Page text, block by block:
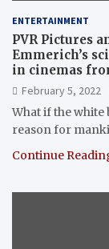
ENTERTAINMENT
PVR Pictures
Emmerich’s
in cinemas
February 5, 2022
What if the white
reason for
Continue